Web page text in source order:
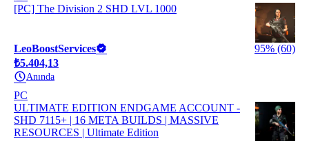
[PC] The Division 2 SHD LVL 1000
LeoBoostServices
95% (60)
₺5.404,13
Anında
PC
ULTIMATE EDITION ENDGAME ACCOUNT -
SHD 7115+ | 16 META BUILDS | MASSIVE
RESOURCES | Ultimate Edition